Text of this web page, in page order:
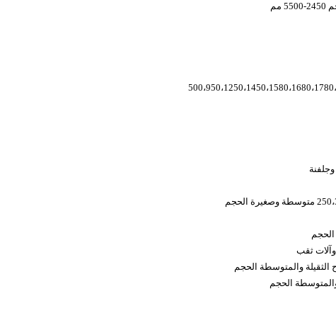
الحجم
الحجم